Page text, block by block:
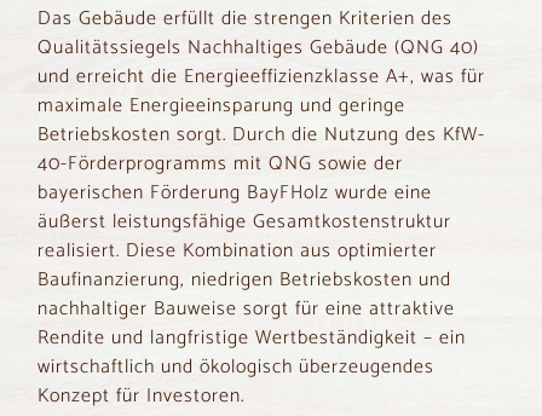
Das Gebäude erfüllt die strengen Kriterien des
Qualitätssiegels Nachhaltiges Gebäude (QNG 40)
und erreicht die Energieeffizienzklasse A+, was für
maximale Energieeinsparung und geringe
Betriebskosten sorgt. Durch die Nutzung des KfW-
40-Förderprogramms mit QNG sowie der
bayerischen Förderung BayFHolz wurde eine
äußerst leistungsfähige Gesamtkostenstruktur
realisiert. Diese Kombination aus optimierter
Baufinanzierung, niedrigen Betriebskosten und
nachhaltiger Bauweise sorgt für eine attraktive
Rendite und langfristige Wertbeständigkeit – ein
wirtschaftlich und ökologisch überzeugendes
Konzept für Investoren.